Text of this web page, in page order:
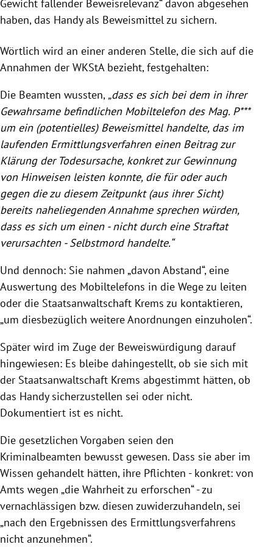
Gewicht fallender Beweisrelevanz“ davon abgesehen
haben, das Handy als Beweismittel zu sichern.
Wörtlich wird an einer anderen Stelle, die sich auf die
Annahmen der WKStA bezieht, festgehalten:
Die Beamten wussten, „dass es sich bei dem in ihrer
Gewahrsame befindlichen Mobiltelefon des Mag. P***
um ein (potentielles) Beweismittel handelte, das im
laufenden Ermittlungsverfahren einen Beitrag zur
Klärung der Todesursache, konkret zur Gewinnung
von Hinweisen leisten konnte, die für oder auch
gegen die zu diesem Zeitpunkt (aus ihrer Sicht)
bereits naheliegenden Annahme sprechen würden,
dass es sich um einen - nicht durch eine Straftat
verursachten - Selbstmord handelte.“
Und dennoch: Sie nahmen „davon Abstand“, eine
Auswertung des Mobiltelefons in die Wege zu leiten
oder die Staatsanwaltschaft Krems zu kontaktieren,
„um diesbezüglich weitere Anordnungen einzuholen“.
Später wird im Zuge der Beweiswürdigung darauf
hingewiesen: Es bleibe dahingestellt, ob sie sich mit
der Staatsanwaltschaft Krems abgestimmt hätten, ob
das Handy sicherzustellen sei oder nicht.
Dokumentiert ist es nicht.
Die gesetzlichen Vorgaben seien den
Kriminalbeamten bewusst gewesen. Dass sie aber im
Wissen gehandelt hätten, ihre Pflichten - konkret: von
Amts wegen „die Wahrheit zu erforschen“ - zu
vernachlässigen bzw. diesen zuwiderzuhandeln, sei
„nach den Ergebnissen des Ermittlungsverfahrens
nicht anzunehmen“.